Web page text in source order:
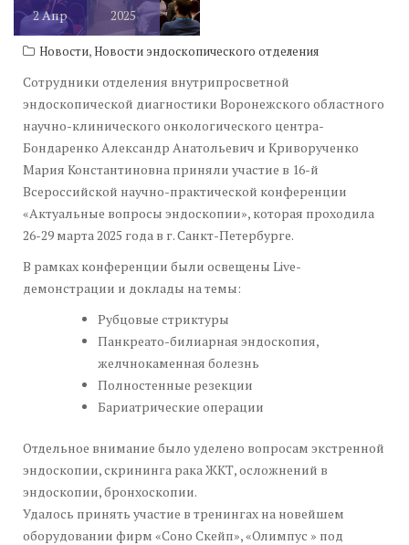
2Апр 2025
Новости,Новости эндоскопического отделения
Сотрудники отделения внутрипросветной
эндоскопической диагностики Воронежского областного
научно-клинического онкологического центра-
Бондаренко Александр Анатольевич и Криворученко
Мария Константиновна приняли участие в 16-й
Всероссийской научно-практической конференции
«Актуальные вопросы эндоскопии», которая проходила
26-29 марта 2025 года в г. Санкт-Петербурге.
В рамках конференции были освещены Live-
демонстрации и доклады на темы:
Рубцовые стриктуры
Панкреато-билиарная эндоскопия,
желчнокаменная болезнь
Полностенные резекции
Бариатрические операции
Отдельное внимание было уделено вопросам экстренной
эндоскопии, скрининга рака ЖКТ, осложнений в
эндоскопии, бронхоскопии.
Удалось принять участие в тренингах на новейшем
оборудовании фирм «Соно Скейп», «Олимпус » под